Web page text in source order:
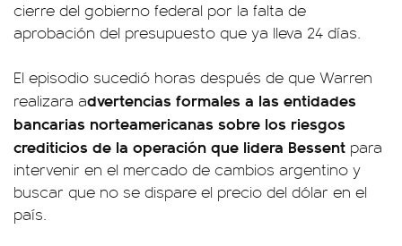
cierre del gobierno federal por la falta de
aprobación del presupuesto que ya lleva 24 días.
El episodio sucedió horas después de que Warren
realizara advertencias formales a las entidades
bancarias norteamericanas sobre los riesgos
crediticios de la operación que lidera Bessent para
intervenir en el mercado de cambios argentino y
buscar que no se dispare el precio del dólar en el
país.